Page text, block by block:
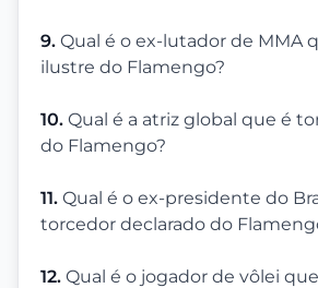
9. Qual é o ex-lutador de MMA
ilustre do Flamengo?
10. Qual é a atriz global que é
do Flamengo?
11. Qual é o ex-presidente do
torcedor declarado do
12. Qual é o jogador de vôlei